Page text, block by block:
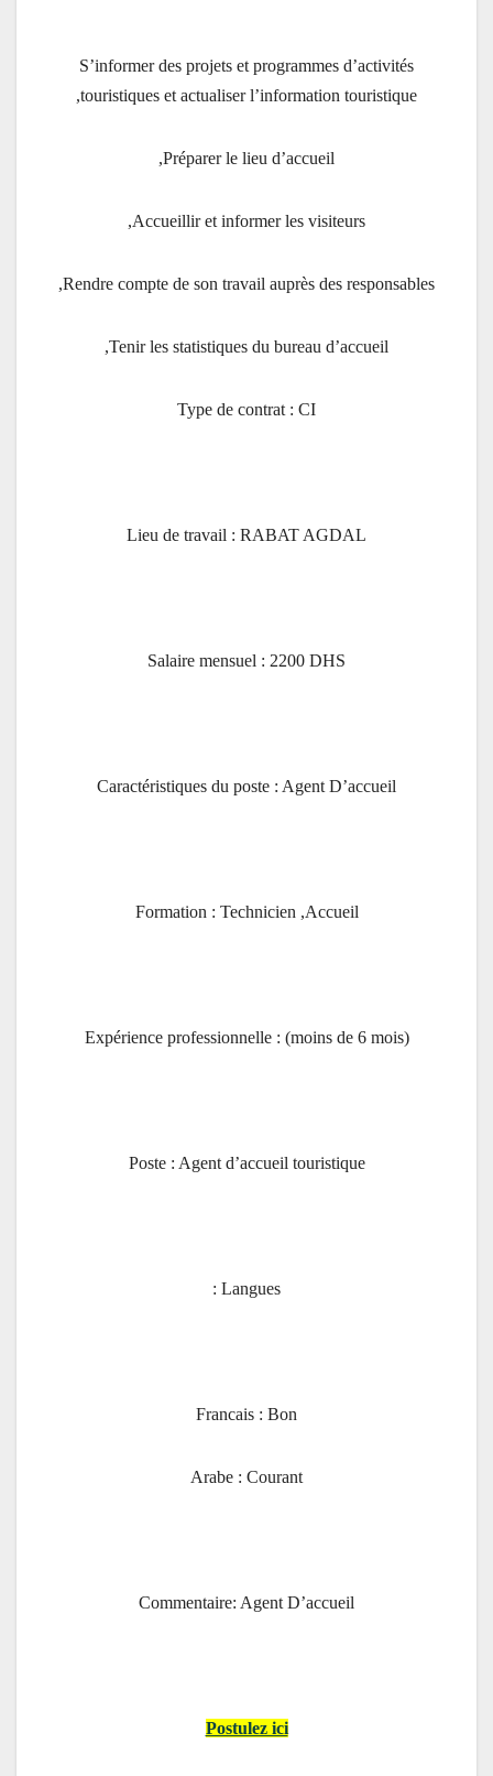
S’informer des projets et programmes d’activités
touristiques et actualiser l’information touristique,
Préparer le lieu d’accueil,
Accueillir et informer les visiteurs,
Rendre compte de son travail auprès des responsables,
Tenir les statistiques du bureau d’accueil,
Type de contrat : CI
Lieu de travail : RABAT AGDAL
Salaire mensuel : 2200 DHS
Caractéristiques du poste : Agent D’accueil
Formation : Technicien ,Accueil
Expérience professionnelle : (moins de 6 mois)
Poste : Agent d’accueil touristique
Langues :
Francais : Bon
Arabe : Courant
Commentaire: Agent D’accueil
Postulez ici